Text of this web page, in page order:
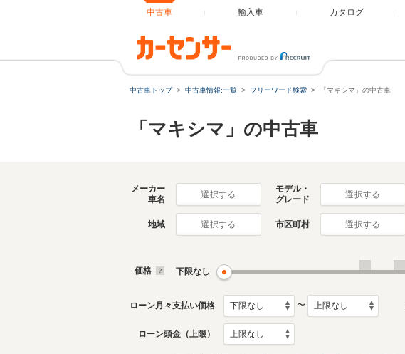
中古車 輸入車 カタログ
中古車トップ 中古車情報:一覧 フリーワード検索 「マキシマ」の中古車
「マキシマ」の中古車
メーカー
車名
選択する
モデル・
グレード
選択する
地域 選択する 市区町村 選択する
価格 下限なし
ローン月々支払い価格 〜
ローン頭金（上限）